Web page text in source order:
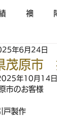
襖
茂原市
年6月24日
年10月14日
市のお客様
戸製作